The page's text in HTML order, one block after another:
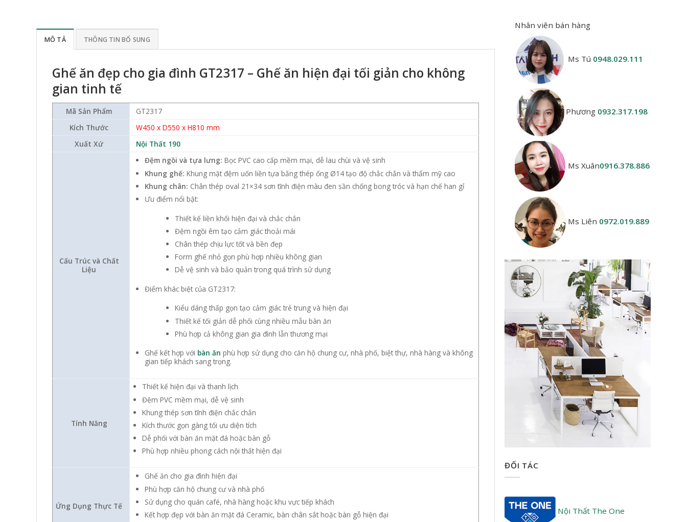
MÔ TẢ THÔNG TIN BỔ SUNG
Ghế ăn đẹp cho gia đình GT2317 – Ghế ăn hiện đại tối giản cho không
gian tinh tế
Mã Sản Phẩm
GT2317
Kích Thước
W450 x D550 x H810 mm
Xuất Xứ
Nội Thất 190
Cấu Trúc và Chất
Liệu
Đệm ngồi và tựa lưng:Bọc PVC cao cấp mềm mại, dễ lau chùi và vệ sinh
Khung ghế:Khung mặt đệm uốn liền tựa bằng thép ống Ø14 tạo độ chắc chắn và thẩm mỹ cao
Khung chân: Chân thép oval 21×34 sơn tĩnh điện màu đen sần chống bong tróc và hạn chế han gỉ
Ưu điểm nổi bật:
Thiết kế liền khối hiện đại và chắc chắn
Đệm ngồi êm tạo cảm giác thoải mái
Chân thép chịu lực tốt và bền đẹp
Form ghế nhỏ gọn phù hợp nhiều không gian
Dễ vệ sinh và bảo quản trong quá trình sử dụng
Điểm khác biệt của GT2317:
Kiểu dáng thấp gọn tạo cảm giác trẻ trung và hiện đại
Thiết kế tối giản dễ phối cùng nhiều mẫu bàn ăn
Phù hợp cả không gian gia đình lẫn thương mại
Ghế kết hợp với bàn ăn phù hợp sử dụng cho căn hộ chung cư, nhà phố, biệt thự, nhà hàng và không
gian tiếp khách sang trọng.
Tính Năng
Thiết kế hiện đại và thanh lịch
Đệm PVC mềm mại, dễ vệ sinh
Khung thép sơn tĩnh điện chắc chắn
Kích thước gọn gàng tối ưu diện tích
Dễ phối với bàn ăn mặt đá hoặc bàn gỗ
Phù hợp nhiều phong cách nội thất hiện đại
Ứng Dụng Thực Tế
Ghế ăn cho gia đình hiện đại
Phù hợp căn hộ chung cư và nhà phố
Sử dụng cho quán café, nhà hàng hoặc khu vực tiếp khách
Kết hợp đẹp với bàn ăn mặt đá Ceramic, bàn chân sắt hoặc bàn gỗ hiện đại
Nhân viên bán hàng
Ms Tú 0948.029.111
Phương 0932.317.198
Ms Xuân0916.378.886
Ms Liên 0972.019.889
ĐỐI TÁC
Nội Thất The One